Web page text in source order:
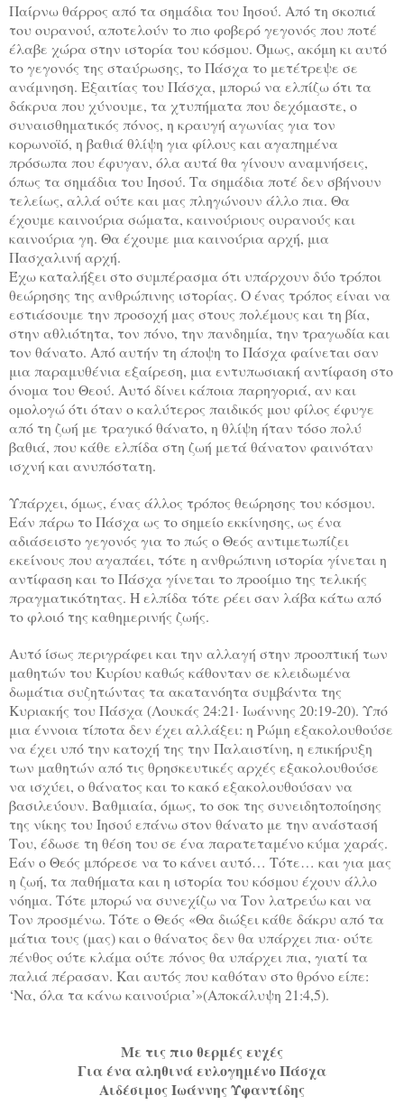
Παίρνω θάρρος από τα σημάδια του Ιησού. Από τη σκοπιά
του ουρανού, αποτελούν το πιο φοβερό γεγονός που ποτέ
έλαβε χώρα στην ιστορία του κόσμου. Όμως, ακόμη κι αυτό
το γεγονός της σταύρωσης, το Πάσχα το μετέτρεψε σε
ανάμνηση. Εξαιτίας του Πάσχα, μπορώ να ελπίζω ότι τα
δάκρυα που χύνουμε, τα χτυπήματα που δεχόμαστε, ο
συναισθηματικός πόνος, η κραυγή αγωνίας για τον
κορωνοϊό, η βαθιά θλίψη για φίλους και αγαπημένα
πρόσωπα που έφυγαν, όλα αυτά θα γίνουν αναμνήσεις,
όπως τα σημάδια του Ιησού. Τα σημάδια ποτέ δεν σβήνουν
τελείως, αλλά ούτε και μας πληγώνουν άλλο πια. Θα
έχουμε καινούρια σώματα, καινούριους ουρανούς και
καινούρια γη. Θα έχουμε μια καινούρια αρχή, μια
Πασχαλινή αρχή.
Έχω καταλήξει στο συμπέρασμα ότι υπάρχουν δύο τρόποι
θεώρησης της ανθρώπινης ιστορίας. Ο ένας τρόπος είναι να
εστιάσουμε την προσοχή μας στους πολέμους και τη βία,
στην αθλιότητα, τον πόνο, την πανδημία, την τραγωδία και
τον θάνατο. Από αυτήν τη άποψη το Πάσχα φαίνεται σαν
μια παραμυθένια εξαίρεση, μια εντυπωσιακή αντίφαση στο
όνομα του Θεού. Αυτό δίνει κάποια παρηγοριά, αν και
ομολογώ ότι όταν ο καλύτερος παιδικός μου φίλος έφυγε
από τη ζωή με τραγικό θάνατο, η θλίψη ήταν τόσο πολύ
βαθιά, που κάθε ελπίδα στη ζωή μετά θάνατον φαινόταν
ισχνή και ανυπόστατη.
Υπάρχει, όμως, ένας άλλος τρόπος θεώρησης του κόσμου.
Εάν πάρω το Πάσχα ως το σημείο εκκίνησης, ως ένα
αδιάσειστο γεγονός για το πώς ο Θεός αντιμετωπίζει
εκείνους που αγαπάει, τότε η ανθρώπινη ιστορία γίνεται η
αντίφαση και το Πάσχα γίνεται το προοίμιο της τελικής
πραγματικότητας. Η ελπίδα τότε ρέει σαν λάβα κάτω από
το φλοιό της καθημερινής ζωής.
Αυτό ίσως περιγράφει και την αλλαγή στην προοπτική των
μαθητών του Κυρίου καθώς κάθονταν σε κλειδωμένα
δωμάτια συζητώντας τα ακατανόητα συμβάντα της
Κυριακής του Πάσχα (Λουκάς 24:21· Ιωάννης 20:19-20). Υπό
μια έννοια τίποτα δεν έχει αλλάξει: η Ρώμη εξακολουθούσε
να έχει υπό την κατοχή της την Παλαιστίνη, η επικήρυξη
των μαθητών από τις θρησκευτικές αρχές εξακολουθούσε
να ισχύει, ο θάνατος και το κακό εξακολουθούσαν να
βασιλεύουν. Βαθμιαία, όμως, το σοκ της συνειδητοποίησης
της νίκης του Ιησού επάνω στον θάνατο με την ανάστασή
Του, έδωσε τη θέση του σε ένα παρατεταμένο κύμα χαράς.
Εάν ο Θεός μπόρεσε να το κάνει αυτό… Τότε… και για μας
η ζωή, τα παθήματα και η ιστορία του κόσμου έχουν άλλο
νόημα. Τότε μπορώ να συνεχίζω να Τον λατρεύω και να
Τον προσμένω. Τότε ο Θεός «Θα διώξει κάθε δάκρυ από τα
μάτια τους (μας) και ο θάνατος δεν θα υπάρχει πια· ούτε
πένθος ούτε κλάμα ούτε πόνος θα υπάρχει πια, γιατί τα
παλιά πέρασαν. Και αυτός που καθόταν στο θρόνο είπε:
‘Να, όλα τα κάνω καινούρια’»(Αποκάλυψη 21:4,5).
Με τις πιο θερμές ευχές
Για ένα αληθινά ευλογημένο Πάσχα
Αιδέσιμος Ιωάννης Υφαντίδης